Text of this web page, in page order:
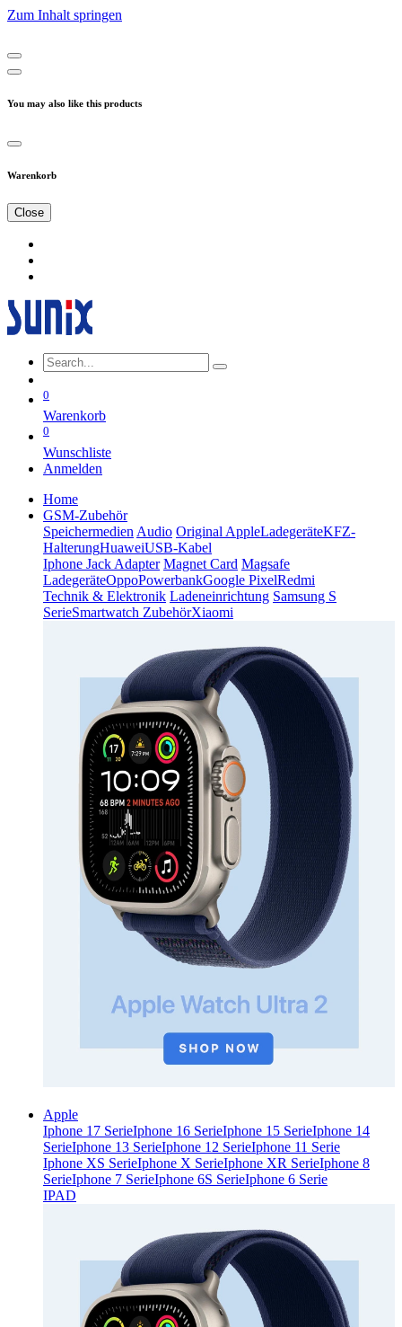
Zum Inhalt springen
You may also like this products
Warenkorb
Close
0
Warenkorb
0
Wunschliste
Anmelden
Home
GSM-Zubehör
Speichermedien Audio Original AppleLadegeräteKFZ-
HalterungHuaweiUSB-Kabel
Iphone Jack Adapter Magnet Card Magsafe
LadegeräteOppoPowerbankGoogle PixelRedmi
Technik & Elektronik Ladeneinrichtung Samsung S
SerieSmartwatch ZubehörXiaomi
Apple
Iphone 17 SerieIphone 16 SerieIphone 15 SerieIphone 14
SerieIphone 13 SerieIphone 12 SerieIphone 11 Serie
Iphone XS SerieIphone X SerieIphone XR SerieIphone 8
SerieIphone 7 SerieIphone 6S SerieIphone 6 Serie
IPAD